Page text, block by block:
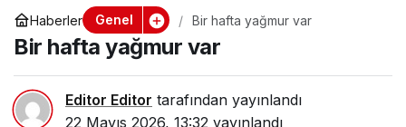
Haberler Genel Bir hafta yağmur var
Bir hafta yağmur var
Editor Editor tarafından yayınlandı
22 Mayıs 2026, 13:32 yayınlandı